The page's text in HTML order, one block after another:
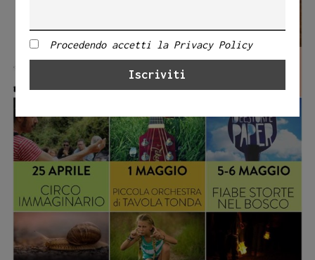
Procedendo accetti la Privacy Policy